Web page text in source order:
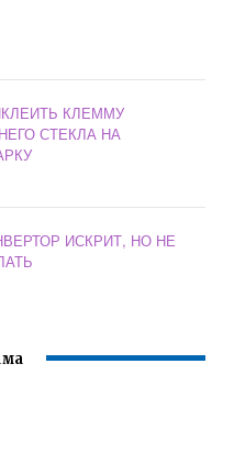
КЛЕММУ
СТЕКЛА НА
ИСКРИТ, НО НЕ